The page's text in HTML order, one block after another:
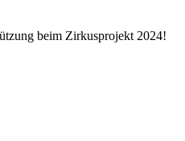
beim Zirkusprojekt 2024!